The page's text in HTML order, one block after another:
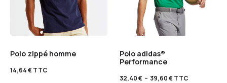
Polo zippé homme
14,64€TTC
Polo adidas®
Performance
32,40€ – 39,60€TTC